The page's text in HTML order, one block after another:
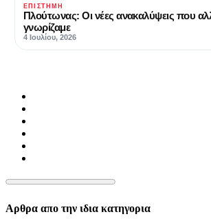
ΕΠΙΣΤΉΜΗ
Πλούτωνας: Οι νέες ανακαλύψεις που
γνωρίζαμε
4 Ιουλίου, 2026
Αρθρα απο την ιδια κατηγορια